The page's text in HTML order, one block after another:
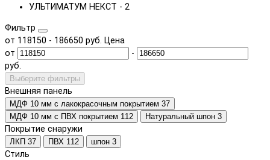
УЛЬТИМАТУМ НЕКСТ - 2
Фильтр
от 118150 - 186650 руб. Цена
от
-
руб.
Выберите фильтры
Внешняя панель
МДФ 10 мм с лакокрасочным покрытием 37
МДФ 10 мм с ПВХ покрытием 112 Натуральный шпон 3
Покрытие снаружи
ЛКП 37 ПВХ 112 шпон 3
Стиль